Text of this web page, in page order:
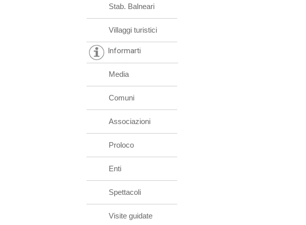
Stab. Balneari
Villaggi turistici
Informarti
Media
Comuni
Associazioni
Proloco
Enti
Spettacoli
Visite guidate